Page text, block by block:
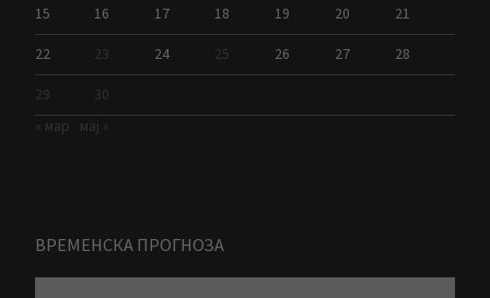
15 16 17 18 19 20 21
22 23 24 25 26 27 28
29
30
« мар
мај »
ВРЕМЕНСКА ПРОГНОЗА